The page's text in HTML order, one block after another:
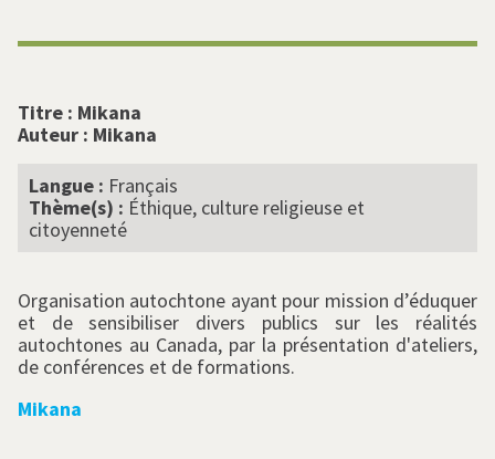
Titre : Mikana
Auteur : Mikana
Langue : Français
Thème(s) : Éthique, culture religieuse et
citoyenneté
Organisation autochtone ayant pour mission d’éduquer
et de sensibiliser divers publics sur les réalités
autochtones au Canada, par la présentation d'ateliers,
de conférences et de formations.
Mikana